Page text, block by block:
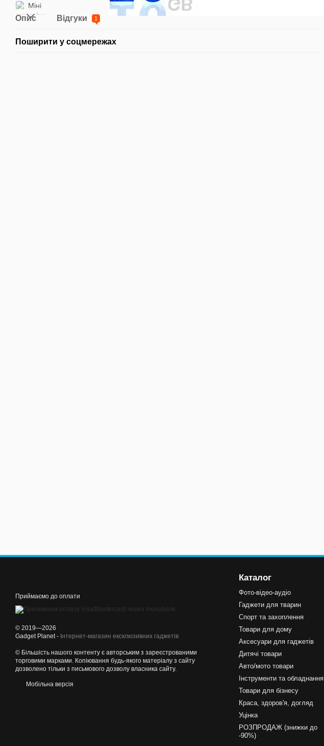
Опис Відгуки 1
Поширити у соцмережах
Приймаємо до оплати
© 2019—2026
Gadget Planet - Інтернет-магазин ексклюзивних гаджетів
© Більшість нашого контенту є авторським з зареєстрованими
торговими марками. Копіювання будь-якого матеріалу з сайту
дозволено тільки з письмового дозволу власника сайту.
Мобільна версія
Каталог
Фото-відео-аудіо
Гаджети для тварин
Спорт та захоплення
Товари для дому
Аксесуари для гаджетів
Дитячі товари
Авто/мото товари
Інструменти та обладнання
Товари для бізнесу
Краса, здоров'я, догляд
Уцінка
РОЗПРОДАЖ (знижки до
-90%)